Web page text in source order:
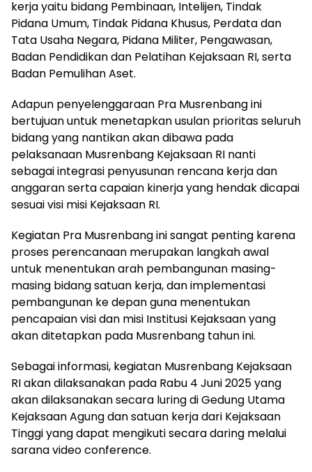
kerja yaitu bidang Pembinaan, Intelijen, Tindak
Pidana Umum, Tindak Pidana Khusus, Perdata dan
Tata Usaha Negara, Pidana Militer, Pengawasan,
Badan Pendidikan dan Pelatihan Kejaksaan RI, serta
Badan Pemulihan Aset.
Adapun penyelenggaraan Pra Musrenbang ini
bertujuan untuk menetapkan usulan prioritas seluruh
bidang yang nantikan akan dibawa pada
pelaksanaan Musrenbang Kejaksaan RI nanti
sebagai integrasi penyusunan rencana kerja dan
anggaran serta capaian kinerja yang hendak dicapai
sesuai visi misi Kejaksaan RI.
Kegiatan Pra Musrenbang ini sangat penting karena
proses perencanaan merupakan langkah awal
untuk menentukan arah pembangunan masing-
masing bidang satuan kerja, dan implementasi
pembangunan ke depan guna menentukan
pencapaian visi dan misi Institusi Kejaksaan yang
akan ditetapkan pada Musrenbang tahun ini.
Sebagai informasi, kegiatan Musrenbang Kejaksaan
RI akan dilaksanakan pada Rabu 4 Juni 2025 yang
akan dilaksanakan secara luring di Gedung Utama
Kejaksaan Agung dan satuan kerja dari Kejaksaan
Tinggi yang dapat mengikuti secara daring melalui
sarana video conference.